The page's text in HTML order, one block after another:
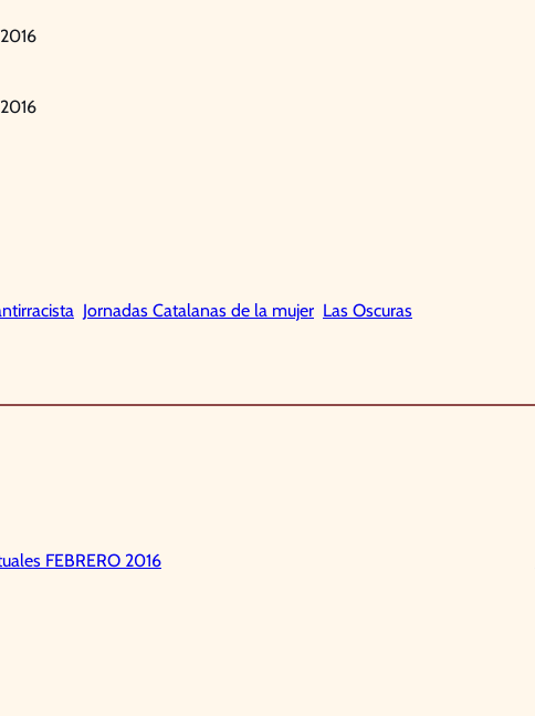
Jornadas Catalanas de la mujer Las Oscuras
FEBRERO 2016